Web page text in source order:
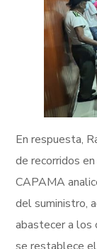
En respuesta,
de recorridos
CAPAMA
del suministro,
abastecer a los